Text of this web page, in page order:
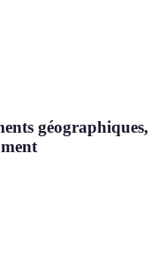
géographiques,